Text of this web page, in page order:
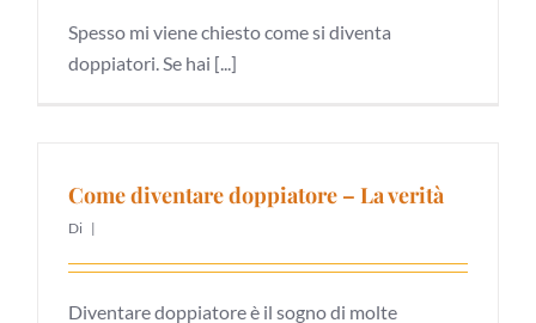
Spesso mi viene chiesto come si diventa
doppiatori. Se hai [...]
Come diventare doppiatore – La verità
Di |
Diventare doppiatore è il sogno di molte